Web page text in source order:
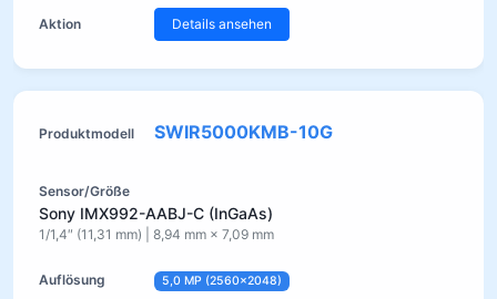
Details ansehen
SWIR5000KMB-10G
Sony IMX992-AABJ-C (InGaAs)
1/1,4″ (11,31 mm) | 8,94 mm × 7,09 mm
5,0 MP (2560×2048)